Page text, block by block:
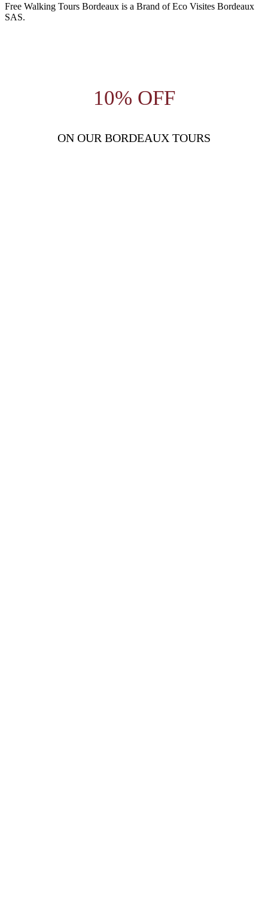
Free Walking Tours Bordeaux is a Brand of Eco Visites Bordeaux
SAS.
10% OFF
ON OUR BORDEAUX TOURS